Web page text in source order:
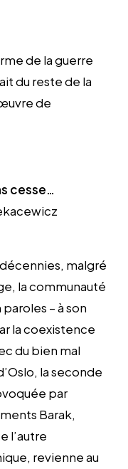
de la guerre
du reste de la
de
cesse…
malgré
la communauté
– à son
la coexistence
du bien mal
la seconde
par
Barak,
l’autre
revienne au